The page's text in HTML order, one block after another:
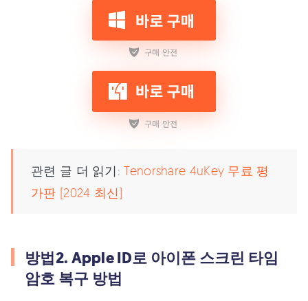
관련 글 더 읽기:Tenorshare 4uKey 무료 평
가판 [2024 최신]
방법2. Apple ID로 아이폰 스크린 타임
암호 복구 방법